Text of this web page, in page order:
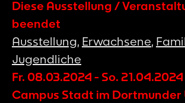
Diese Ausstellung /
beendet
Ausstellung, Erwachsene,
Jugendliche
Fr. 08.03.2024 - So. 21.04.2024
Campus Stadt im Dortmunder